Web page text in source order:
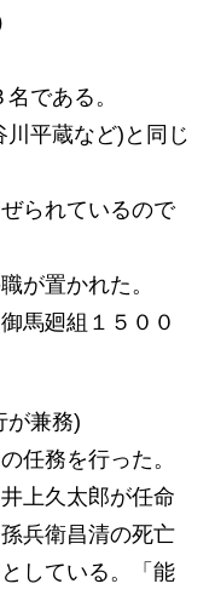
名である。
平蔵など)と同じ
られているので
が置かれた。
馬廻組１５００
が兼務)
任務を行った。
上久太郎が任命
兵衛昌清の死亡
している。「能